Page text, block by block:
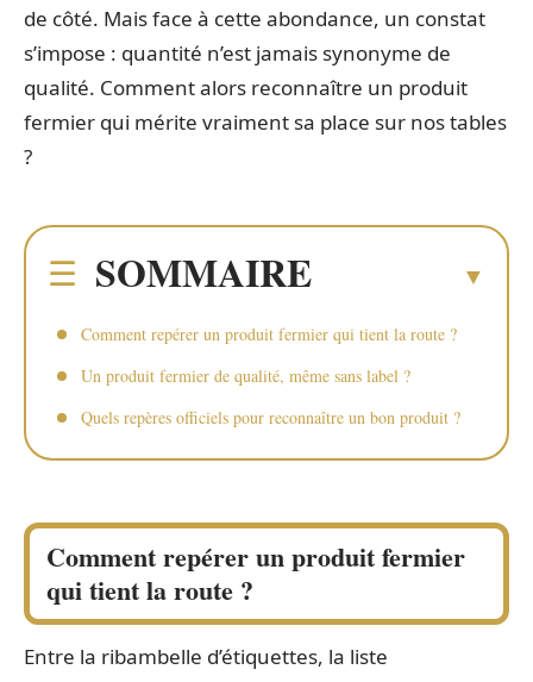
de côté. Mais face à cette abondance, un constat
s’impose : quantité n’est jamais synonyme de
qualité. Comment alors reconnaître un produit
fermier qui mérite vraiment sa place sur nos tables
?
SOMMAIRE
Comment repérer un produit fermier qui tient la route ?
Un produit fermier de qualité, même sans label ?
Quels repères officiels pour reconnaître un bon produit ?
Comment repérer un produit fermier
qui tient la route ?
Entre la ribambelle d’étiquettes, la liste